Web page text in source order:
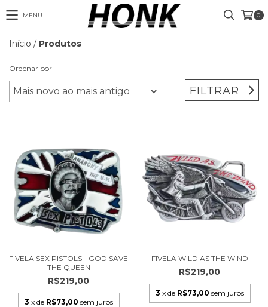
MENU 0
Início / Produtos
Ordenar por
FILTRAR
FIVELA SEX PISTOLS - GOD SAVE
THE QUEEN
R$219,00
3 x de R$73,00 sem juros
FIVELA WILD AS THE WIND
R$219,00
3 x de R$73,00 sem juros